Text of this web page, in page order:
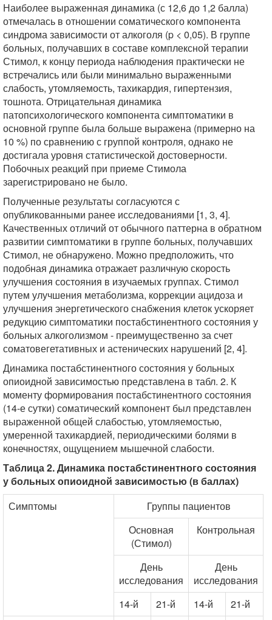
Наиболее выраженная динамика (с 12,6 до 1,2 балла)
отмечалась в отношении соматического компонента
синдрома зависимости от алкоголя (p < 0,05). В группе
больных, получавших в составе комплексной терапии
Стимол, к концу периода наблюдения практически не
встречались или были минимально выраженными
слабость, утомляемость, тахикардия, гипертензия,
тошнота. Отрицательная динамика
патопсихологического компонента симптоматики в
основной группе была больше выражена (примерно на
10 %) по сравнению с группой контроля, однако не
достигала уровня статистической достоверности.
Побочных реакций при приеме Стимола
зарегистрировано не было.
Полученные результаты согласуются с
опубликованными ранее исследованиями [1, 3, 4].
Качественных отличий от обычного паттерна в обратном
развитии симптоматики в группе больных, получавших
Стимол, не обнаружено. Можно предположить, что
подобная динамика отражает различную скорость
улучшения состояния в изучаемых группах. Стимол
путем улучшения метаболизма, коррекции ацидоза и
улучшения энергетического снабжения клеток ускоряет
редукцию симптоматики постабстинентного состояния у
больных алкоголизмом - преимущественно за счет
соматовегетативных и астенических нарушений [2, 4].
Динамика постабстинентного состояния у больных
опиоидной зависимостью представлена в табл. 2. К
моменту формирования постабстинентного состояния
(14-е сутки) соматический компонент был представлен
выраженной общей слабостью, утомляемостью,
умеренной тахикардией, периодическими болями в
конечностях, ощущением мышечной слабости.
Таблица 2. Динамика постабстинентного состояния
у больных опиоидной зависимостью (в баллах)
Симптомы
Группы пациентов
Основная
(Стимол)
Контрольная
День
исследования
День
исследования
14-й
21-й 14-й
21-й